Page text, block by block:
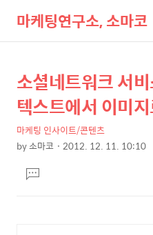
마케팅연구소, 소마코
상
세
텐
본
문
제
목
소셜네트워크 서
텍스트에서 이미
마케팅 인사이트/콘텐츠
by소마코 2012. 12. 11. 10:10
문댓
글